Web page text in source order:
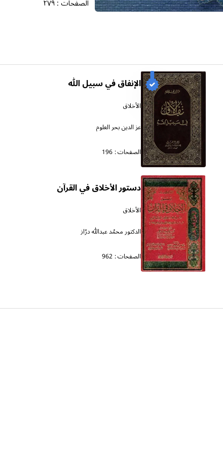
الصفحات :٢٧٩
الإنفاق في سبيل الله
الأخلاق
عز الدين بحر العلوم
الصفحات : 196
دستور الأخلاق في القرآن
الأخلاق
الدكتور محمّد عبدالله درّاز
الصفحات : 962